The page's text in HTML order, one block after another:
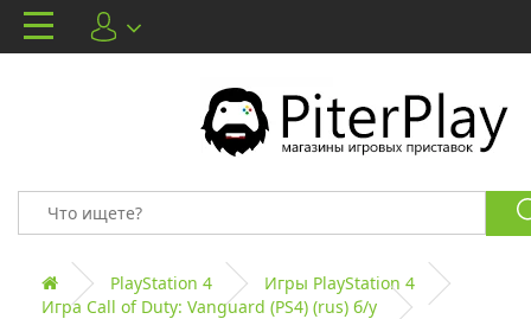
PlayStation 4
Игры PlayStation 4
Игра Call of Duty: Vanguard (PS4) (rus) б/у